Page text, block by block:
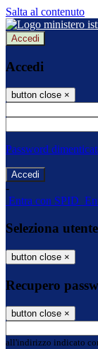
Salta al contenuto
Accedi
Accedi
button close ×
Password
-
Entra con SPID
Seleziona utente
button close ×
Recupero
button close ×
all'indirizzo indicato